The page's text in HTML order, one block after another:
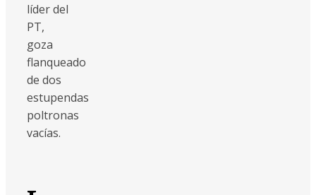
líder del
PT,
goza
flanqueado
de dos
estupendas
poltronas
vacías.